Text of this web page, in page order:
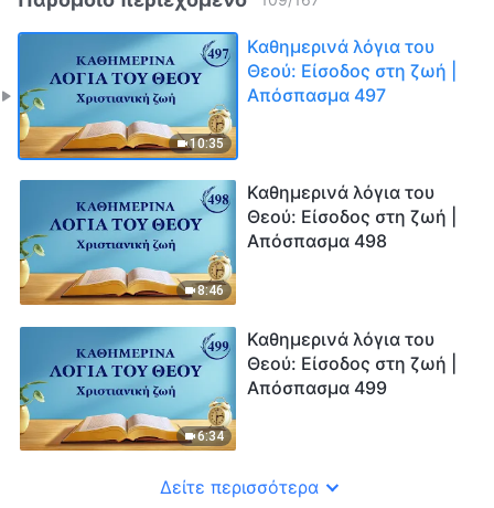
10:35
Καθημερινά λόγια του
Θεού: Είσοδος στη ζωή |
Απόσπασμα 497
8:46
Καθημερινά λόγια του
Θεού: Είσοδος στη ζωή |
Απόσπασμα 498
6:34
Καθημερινά λόγια του
Θεού: Είσοδος στη ζωή |
Απόσπασμα 499
Δείτε περισσότερα